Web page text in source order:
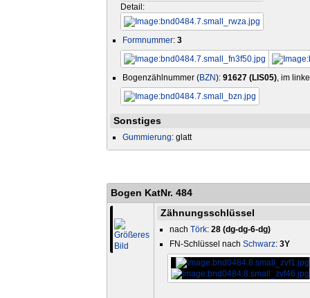
Detail:
Formnummer: 3
Bogenzählnummer (BZN): 91627 (LIS05), im
Sonstiges
Gummierung: glatt
Bogen KatNr. 484
Zähnungsschlüssel
nach Törk: 28 (dg-dg-6-dg)
FN-Schlüssel nach Schwarz: 3Y